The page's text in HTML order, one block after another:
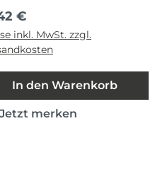
Preis:
€
inkl. MwSt. zzgl.
In den Warenkorb
Jetzt merken